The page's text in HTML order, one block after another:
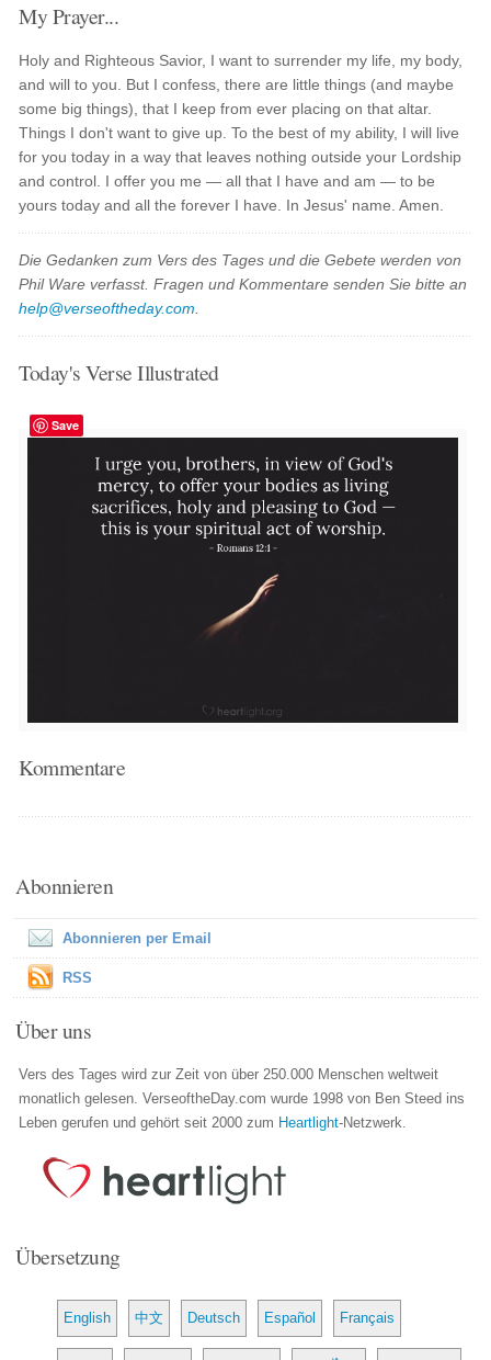
My Prayer...
Holy and Righteous Savior, I want to surrender my life, my body,
and will to you. But I confess, there are little things (and maybe
some big things), that I keep from ever placing on that altar.
Things I don't want to give up. To the best of my ability, I will live
for you today in a way that leaves nothing outside your Lordship
and control. I offer you me — all that I have and am — to be
yours today and all the forever I have. In Jesus' name. Amen.
Die Gedanken zum Vers des Tages und die Gebete werden von
Phil Ware verfasst. Fragen und Kommentare senden Sie bitte an
help@verseoftheday.com
Today's Verse Illustrated
Save
Kommentare
Abonnieren
Abonnieren per Email
RSS
Über uns
Vers des Tages wird zur Zeit von über 250.000 Menschen weltweit
monatlich gelesen. VerseoftheDay.com wurde 1998 von Ben Steed ins
Leben gerufen und gehört seit 2000 zum Heartlight-Netzwerk.
Übersetzung
English 中文 Deutsch Español Français